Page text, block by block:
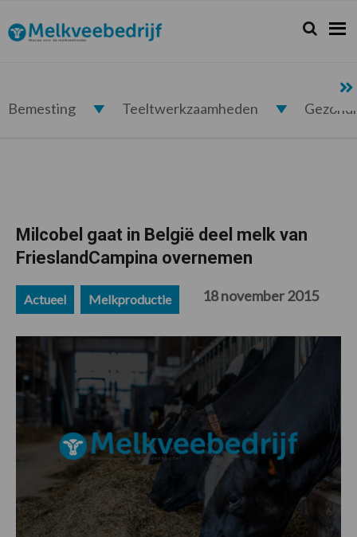
de
hoofdnavigatie
de
hoofd
de
eerste
de
voettekst
Melkveebedrijf.nl Zoeken...
Zoek
Bemesting Teeltwerkzaamheden
Milcobel gaat in België deel melk van
FrieslandCampina overnemen
Actueel Melkproductie 18 november 2015